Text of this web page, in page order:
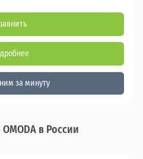
за минуту
в России